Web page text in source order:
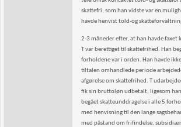
skattefri, som han vidste var en
havde henvist told-og
2-3 måneder efter, at han havde
T var berettiget til skattefrihed. Han
forholdene var i orden. Han havde
tiltalen omhandlede periode
afgørelse om skattefrihed. T
fik sin bruttoløn udbetalt, ligesom
begået skatteunddragelse i alle 5
med henvisning til den lange
med påstand om frifindelse,